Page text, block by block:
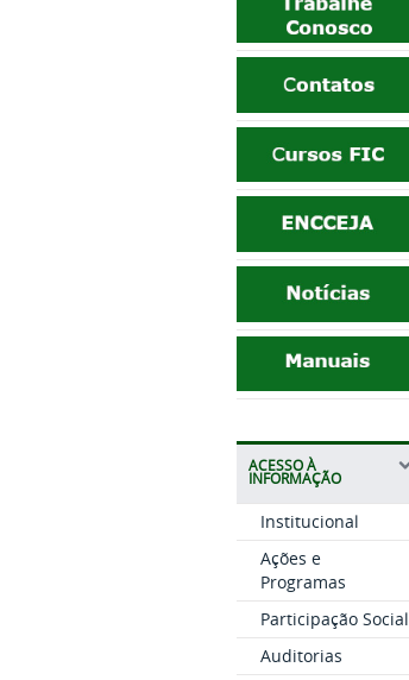
ACESSO À
INFORMAÇÃO
Institucional
Ações e
Programas
Participação Social
Auditorias